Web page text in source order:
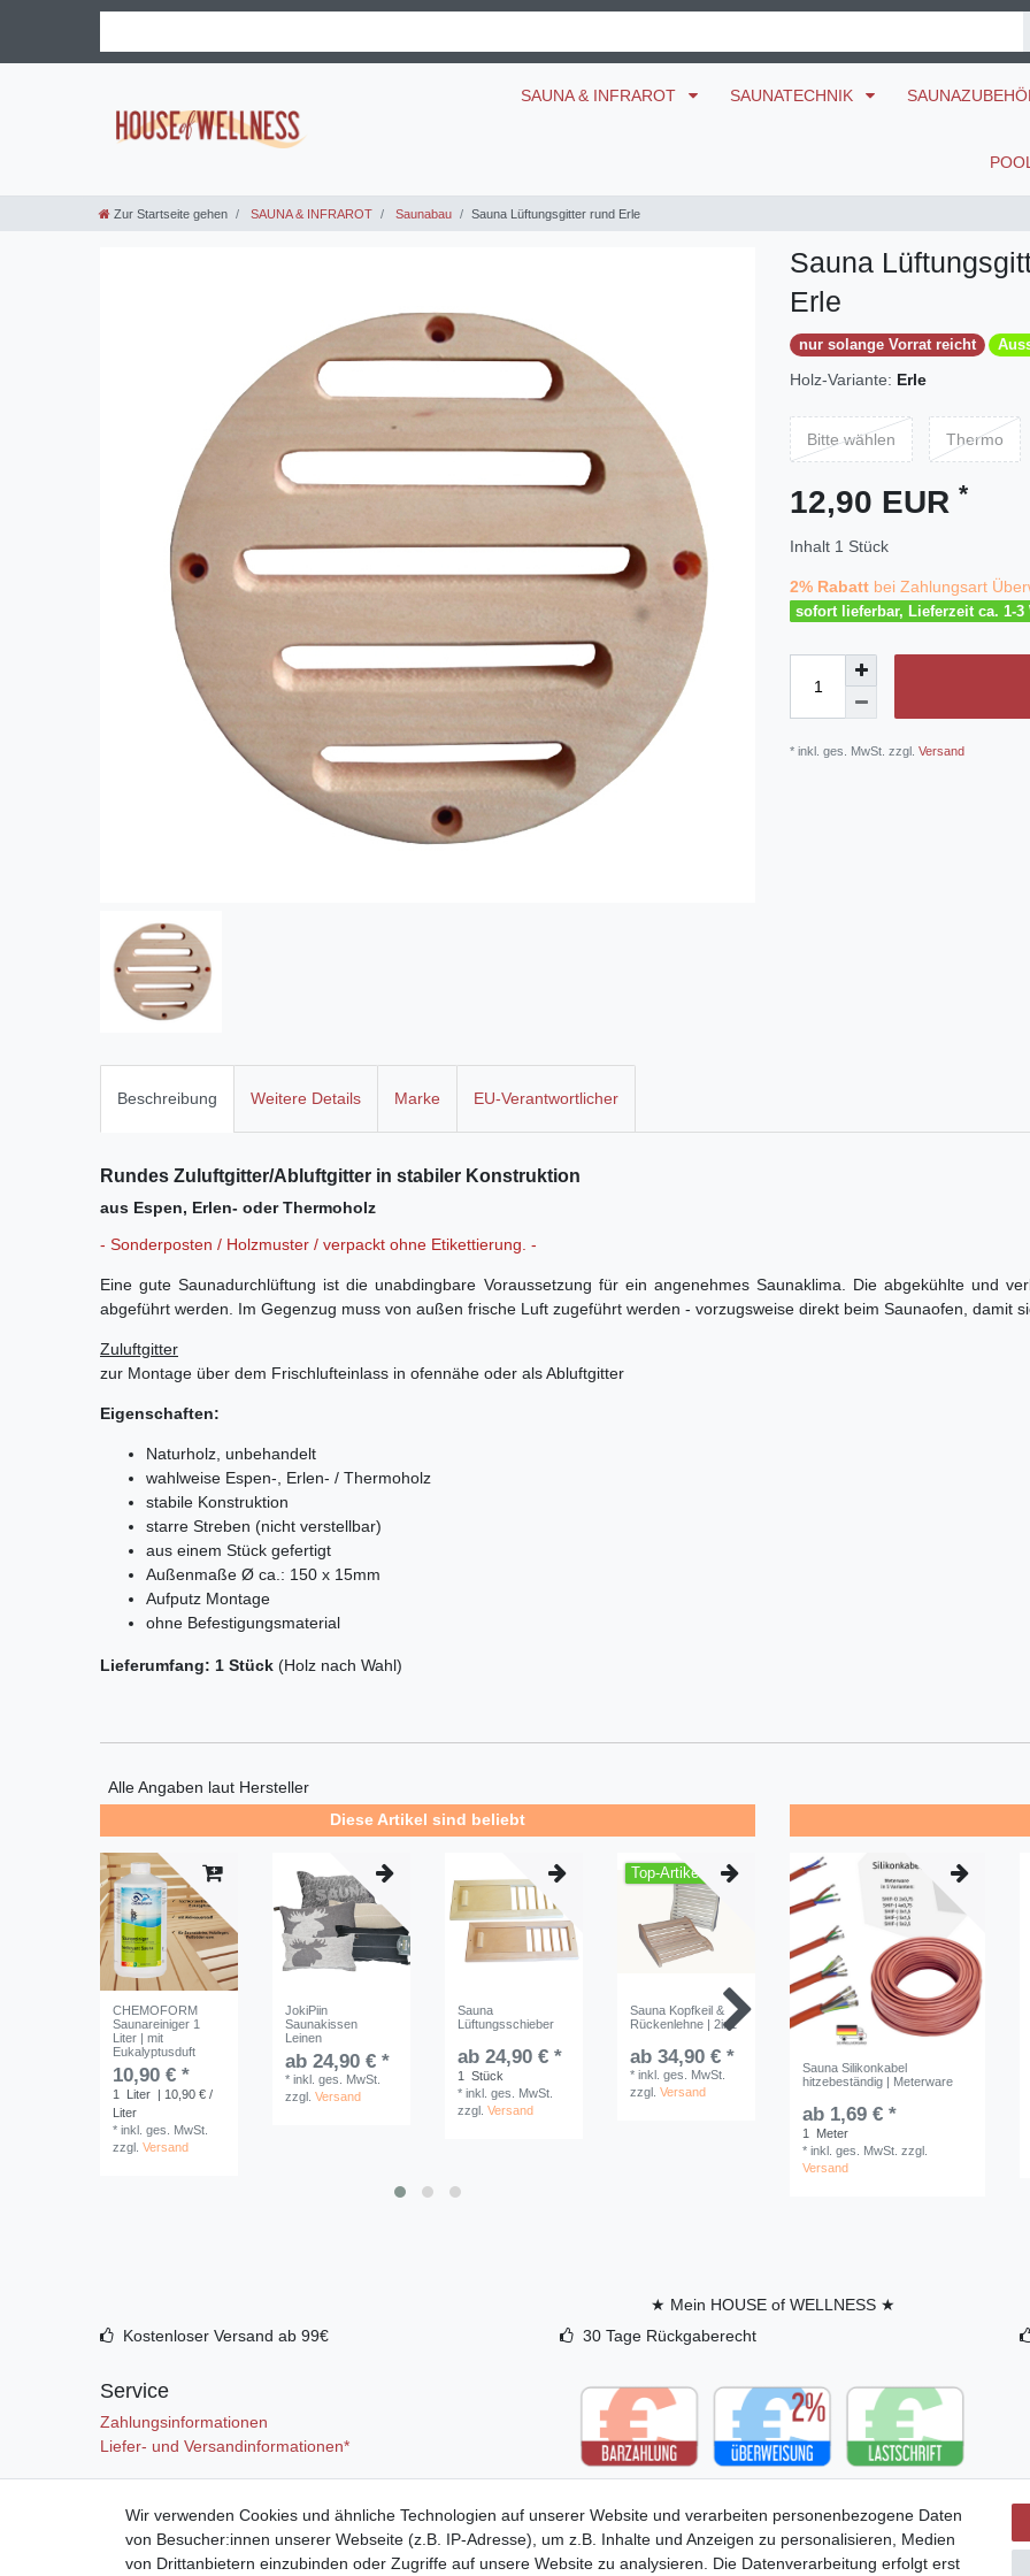
SAUNA & INFRAROT SAUNATECHNIK
Zur Startseite gehen SAUNA & INFRAROT Saunabau Sauna Lüftungsgitter rund Erle
Sauna
Erle
nur solange Vorrat reicht
Holz-Variante: Erle
Bitte wählen Thermo
12,90 EUR *
Inhalt 1 Stück
2% Rabatt bei Zahlungsart
sofort lieferbar, Lieferzeit ca. 1-3
* inkl. ges. MwSt. zzgl. Versand
Beschreibung Weitere Details Marke EU-Verantwortlicher
Rundes Zuluftgitter/Abluftgitter in stabiler Konstruktion
aus Espen, Erlen- oder Thermoholz
- Sonderposten / Holzmuster / verpackt ohne Etikettierung. -
Eine gute Saunadurchlüftung ist die unabdingbare Voraussetzung für ein angenehmes Saunaklima. Die abgekühlte und
abgeführt werden. Im Gegenzug muss von außen frische Luft zugeführt werden - vorzugsweise direkt beim Saunaofen, damit
Zuluftgitter
zur Montage über dem Frischlufteinlass in ofennähe oder als Abluftgitter
Eigenschaften:
Naturholz, unbehandelt
wahlweise Espen-, Erlen- / Thermoholz
stabile Konstruktion
starre Streben (nicht verstellbar)
aus einem Stück gefertigt
Außenmaße Ø ca.: 150 x 15mm
Aufputz Montage
ohne Befestigungsmaterial
Lieferumfang: 1 Stück (Holz nach Wahl)
Alle Angaben laut Hersteller
Diese Artikel sind beliebt
CHEMOFORM
Saunareiniger 1
Liter | mit
Eukalyptusduft
10,90 € *
1 Liter | 10,90 € /
Liter
*inkl. ges. MwSt.
zzgl.Versand
JokiPiin
Saunakissen
Leinen
ab 24,90 € *
*inkl. ges. MwSt.
zzgl.Versand
Sauna
Lüftungsschieber
ab 24,90 € *
1
Stück
*inkl. ges. MwSt.
zzgl.Versand
Top-Artikel
Sauna Kopfkeil &
Rückenlehne | 2in1
ab 34,90 € *
*inkl. ges. MwSt.
zzgl.Versand
Neuheit
Großer Sauna Eck
Lampenschirm R
*inkl. ges. MwSt.
Versand
HaLu
Sauna Silikonkabel
hitzebeständig | Meterware
ab 1,69 € *
1
Meter
*inkl. ges. MwSt. zzgl.
Versand
★ Mein HOUSE of WELLNESS ★
Kostenloser Versand ab 99€
30 Tage Rückgaberecht
Service
Zahlungsinformationen
Liefer- und Versandinformationen*
Mein Konto
Registrieren
Anmelden (Login)
Wir verwenden Cookies und ähnliche Technologien auf unserer Website und verarbeiten personenbezogene Daten
von Besucher:innen unserer Webseite (z.B. IP-Adresse), um z.B. Inhalte und Anzeigen zu personalisieren, Medien
von Drittanbietern einzubinden oder Zugriffe auf unsere Website zu analysieren. Die Datenverarbeitung erfolgt erst